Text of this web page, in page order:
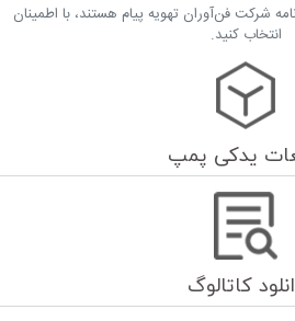
شرکت فن‌آوران تهویه پیام هستند، با اطمینان
انتخاب کنید.
یدکی پمپ
کاتالوگ